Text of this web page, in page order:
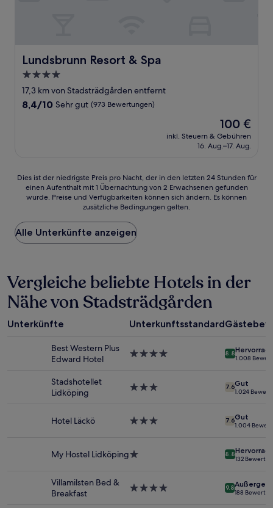
Lundsbrunn Resort & Spa
Lundsbrunn Resort & Spa
4.0-
Sterne-
Unterkunft
17,3 km von Stadsträdgården entfernt
8.4
8,4/10 Sehr gut (973 Bewertungen)
Der
Preis
beträgt
100 €
inkl. Steuern & Gebühren
16. Aug.–17. Aug.
Dies
der
Preis
pro
Nacht,
den
letzten
24 Stunden
für
einen
1 Übernachtung
gefunden
zusätzliche
Dies ist der niedrigste Preis pro Nacht, der in den letzten 24 Stunden für
einen Aufenthalt mit 1 Übernachtung von 2 Erwachsenen gefunden
wurde. Preise und Verfügbarkeiten können sich ändern. Es können
zusätzliche Bedingungen gelten.
Alle Unterkünfte anzeigen
Vergleiche beliebte Hotels in der
Nähe von Stadsträdgården
Unterkünfte Unterkunftsstandard
Best Western Plus
Edward Hotel
4.0-
8.8
1.008
Stadshotellet
Lidköping
3.0-
7.6Gut
1.024
Hotel Läckö
3.0-
7.6Gut
1.004
My Hostel Lidköping1.0-
8.8
132
Villamilsten Bed &
Breakfast
4.0-
9.8
188